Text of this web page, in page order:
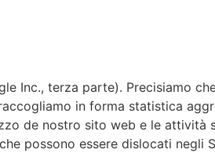
Inc., terza parte). Precisiamo
in forma statistica
de nostro sito web e le
possono essere dislocati negli